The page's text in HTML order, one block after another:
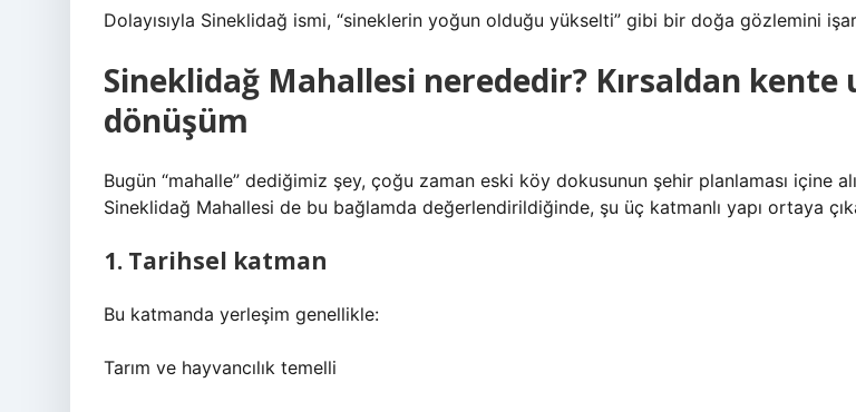
Dolayısıyla Sineklidağ ismi, “sineklerin yoğun olduğu yükselti” gibi bir doğa gözlemini
Sineklidağ Mahallesi nerededir? Kırsaldan kente
dönüşüm
Bugün “mahalle” dediğimiz şey, çoğu zaman eski köy dokusunun şehir planlaması içine
Sineklidağ Mahallesi de bu bağlamda değerlendirildiğinde, şu üç katmanlı yapı ortaya
1. Tarihsel katman
Bu katmanda yerleşim genellikle:
Tarım ve hayvancılık temelli